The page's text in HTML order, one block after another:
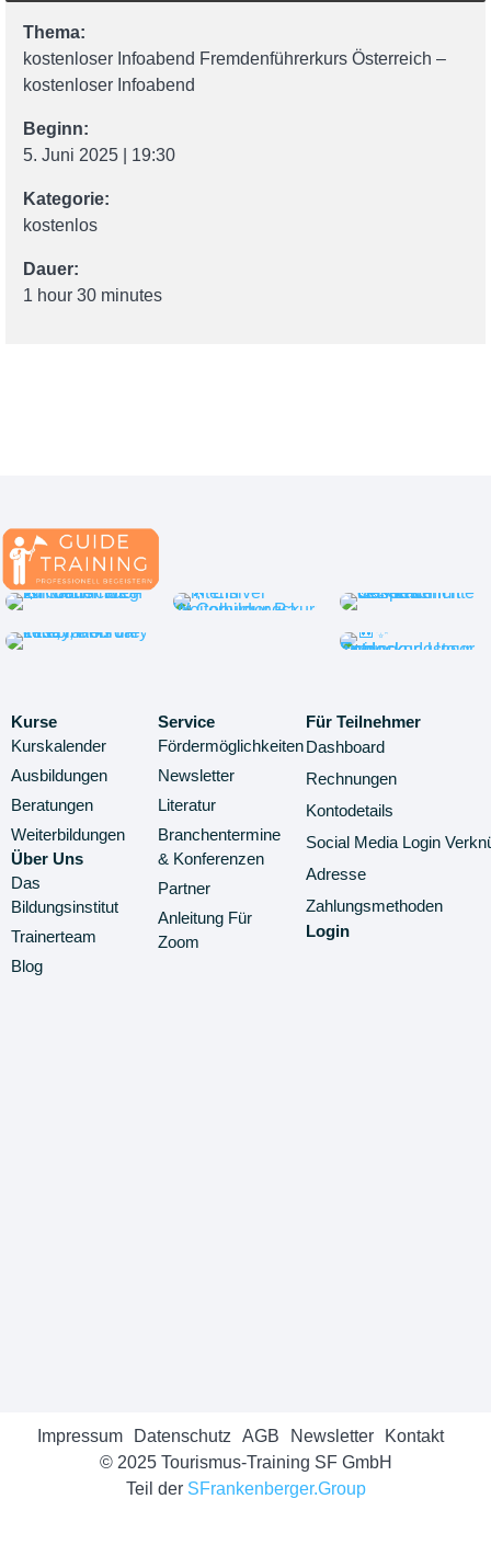
Thema:
kostenloser Infoabend Fremdenführerkurs Österreich –
kostenloser Infoabend
Beginn:
5. Juni 2025 | 19:30
Kategorie:
kostenlos
Dauer:
1 hour 30 minutes
Kurse
Kurskalender
Ausbildungen
Beratungen
Weiterbildungen
Über Uns
Das
Bildungsinstitut
Trainerteam
Blog
Service
Fördermöglichkeiten
Newsletter
Literatur
Branchentermine
& Konferenzen
Partner
Anleitung Für
Zoom
Für Teilnehmer
Dashboard
Rechnungen
Kontodetails
Social Media Login
Adresse
Zahlungsmethoden
Login
Impressum Datenschutz AGB Newsletter
Kontakt
© 2025 Tourismus-Training SF GmbH
Teil der SFrankenberger.Group